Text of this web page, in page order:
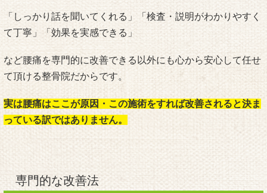
「しっかり話を聞いてくれる」「検査・説明がわかりやすく
て丁寧」「効果を実感できる」
など腰痛を専門的に改善できる以外にも心から安心して任せ
て頂ける整骨院だからです。
実は腰痛はここが原因・この施術をすれば改善されると決ま
っている訳ではありません。
専門的な改善法